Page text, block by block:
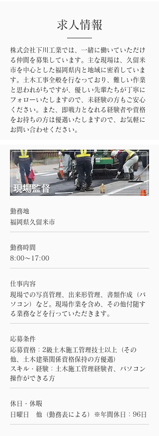
​求人情報
株式会社下川工業では、一緒に働いていただけ
る仲間を募集しています。主な現場は、久留米
市を中心とした福岡県内と地域に密着していま
す。土木工事全般を行なっており、難しい作業
と思われがちですが、優しい先輩たちが丁寧に
フォローいたしますので、未経験の方もご安心
ください。また、即戦力となれる経験者や資格
をお持ちの方は優遇いたしますので、お気軽に
お問い合わせください。
勤務地
福岡県久留米市
勤務時間
8:00～17:00
仕事内容
現場での写真管理、出来形管理、書類作成（パ
ソコン）など。現場作業を含め、その他付随す
る業務などを行っていただきます。
応募条件
応募資格：2級土木施工管理技士以上（その
他、土木建築関係資格保持の方優遇）
スキル・経験：土木施工管理経験者、パソコン
操作ができる方
休日・休暇
日曜日 他（勤務表による）※年間休日：96日